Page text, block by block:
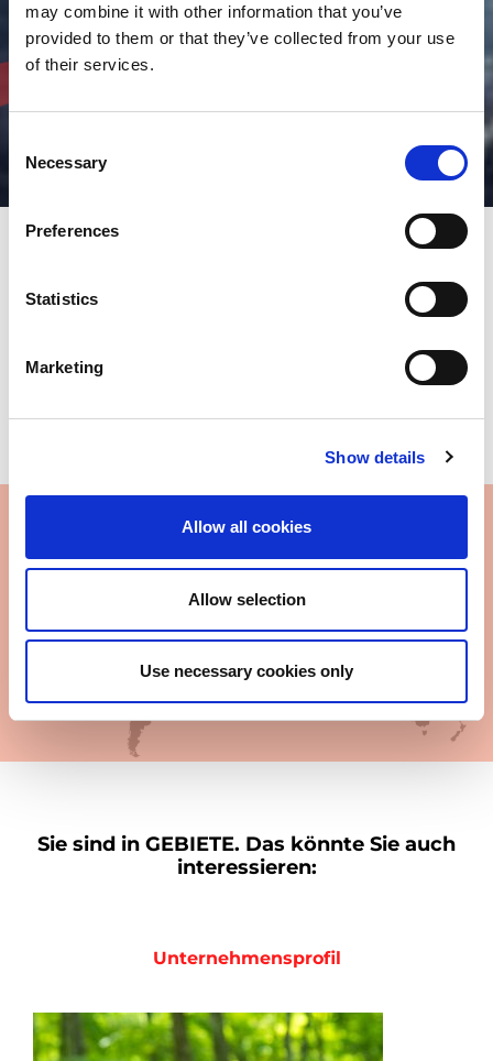
may combine it with other information that you’ve
provided to them or that they’ve collected from your use
of their services.
Selection
Necessary
Preferences
Statistics
Marketing
Show details
Allow all cookies
Allow selection
Use necessary cookies only
Mit über 100 Unternehmen und Tochtergesellschaften auf fünf
Kontinenten, mit mehr als 9.000 Mitarbeitern, bietet die AMADA
Bitte wählen Sie Ihr Gebiet auf der Karte aus
Europe - Africa
America
Asia - Oceania
Japan
Sie sind in GEBIETE. Das könnte Sie auch
interessieren:
Unternehmensprofil